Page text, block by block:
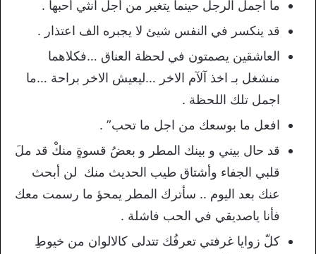
ما أجمل الرجل حينما يتغير من أجل انثي أحبها .
قد ينكسر في النفس شيئ لا يجبره الف اعتذار .
العاشقين يصمتون في لحظة العناق …فكلاهما
منشغل بـ اخذ آلآم الاخر …ليعيش الاخر براحة …ما
اجمل تلك اللحظة .
افعل ما بوسعك من اجل ما تحب” .
قد حال بيني و بينك المطر و بعضُ قسوةٍ منكْ قد ملَ
قلبي الجفاء وأشتاق طيب الحديث منك لن أبحث
عنك بعد اليوم .. سأترك المطر يمحؤ ما رسمت معك
فأنا ياصديقي في الحب فاشلة .
كلّ زوايا غرفتي تعرفُك تتدلى كالالوان من خيوطِ